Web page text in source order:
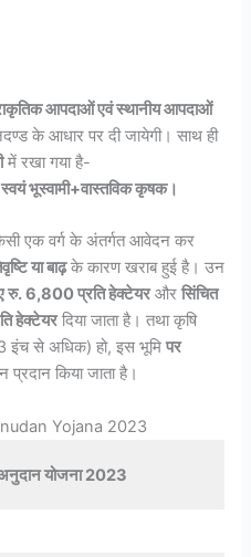
प्राकृतिक आपदाओं एवं स्थानीय आपदाओं
के आधार पर दी जायेगी। साथ ही
में रखा गया है-
भूस्वामी+वास्तविक कृषक।
एक वर्ग के अंतर्गत आवेदन कर
या बाढ़के कारण खराब हुई है। उन
रु. 6,800 प्रति हेक्टेयरऔरसिंचित
हेक्टेयरदिया जाता है। तथा कृषि
इंच से अधिक) हो, इस भूमिपर
किया जाता है।
Yojana 2023
अनुदान योजना 2023